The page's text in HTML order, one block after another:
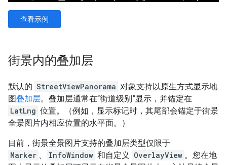
查看示例
街景内的叠加层
默认的 StreetViewPanorama 对象支持以原生方式显示地
图叠加层。叠加层通常在“街道级别”显示，并锚定在
LatLng 位置。（例如，显示标记时，其尾部会锚定于街景
全景图片内相应位置的水平面。）
目前，街景全景图片支持的叠加层类型仅限于
Marker 、 InfoWindow 和自定义 OverlayView 。您在地